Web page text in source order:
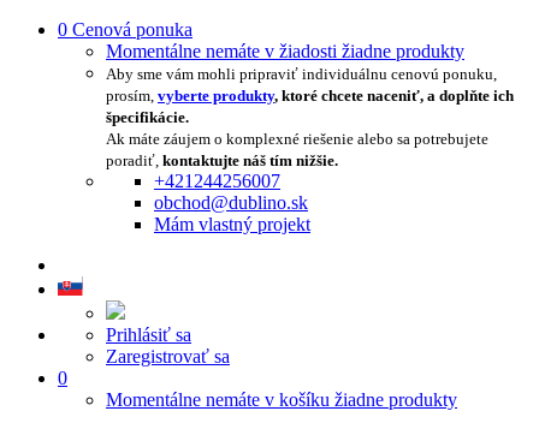
0 Cenová ponuka
Momentálne nemáte v žiadosti žiadne produkty
Aby sme vám mohli pripraviť individuálnu cenovú ponuku,
prosím, vyberte produkty, ktoré chcete naceniť, a doplňte ich
špecifikácie.
Ak máte záujem o komplexné riešenie alebo sa potrebujete
poradiť, kontaktujte náš tím nižšie.
+421244256007
obchod@dublino.sk
Mám vlastný projekt
Prihlásiť sa
Zaregistrovať sa
0
Momentálne nemáte v košíku žiadne produkty